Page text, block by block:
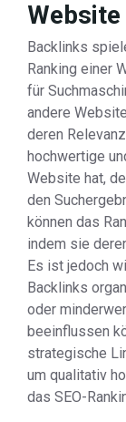
Website
Backlinks
Ranking einer
für
andere
deren
hochwertige
Website hat,
den
können das
indem sie
Es ist jedoch
Backlinks
oder
beeinflussen
strategische
um qualitativ
das SEO-